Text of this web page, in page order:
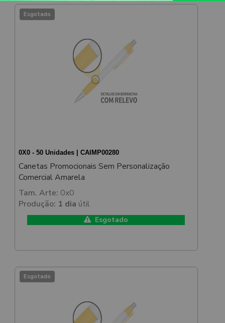
Esgotado
0X0 - 50 Unidades | CAIMP00280
Canetas Promocionais Sem Personalização
Comercial Amarela
Tam. Arte: 0x0
Produção: 1 dia útil
Esgotado
Esgotado